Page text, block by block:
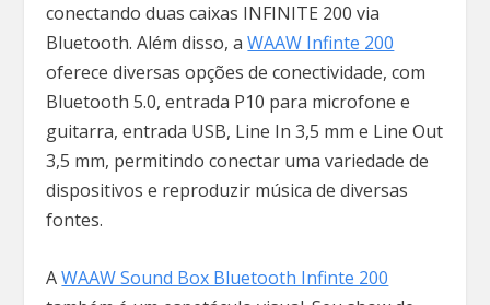
conectando duas caixas INFINITE 200 via
Bluetooth. Além disso, aWAAW Infinte 200
oferece diversas opções de conectividade, com
Bluetooth 5.0, entrada P10 para microfone e
guitarra, entrada USB, Line In 3,5 mm e Line Out
3,5 mm, permitindo conectar uma variedade de
dispositivos e reproduzir música de diversas
fontes.
AWAAW Sound Box Bluetooth Infinte 200